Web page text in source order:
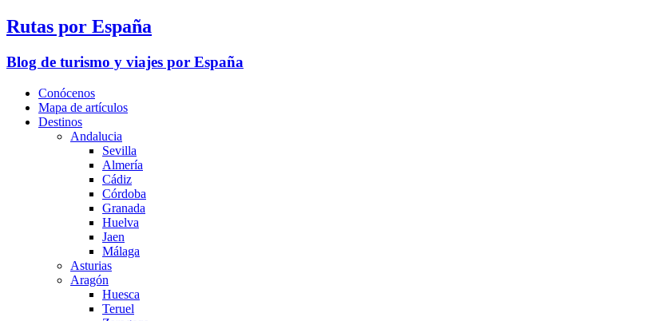
Rutas por España
Blog de turismo y viajes por España
Conócenos
Mapa de artículos
Destinos
Andalucia
Sevilla
Almería
Cádiz
Córdoba
Granada
Huelva
Jaen
Málaga
Asturias
Aragón
Huesca
Teruel